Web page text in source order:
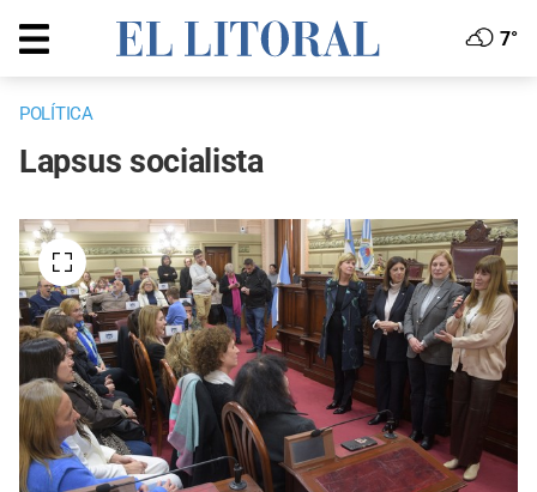
7°
POLÍTICA
Lapsus socialista